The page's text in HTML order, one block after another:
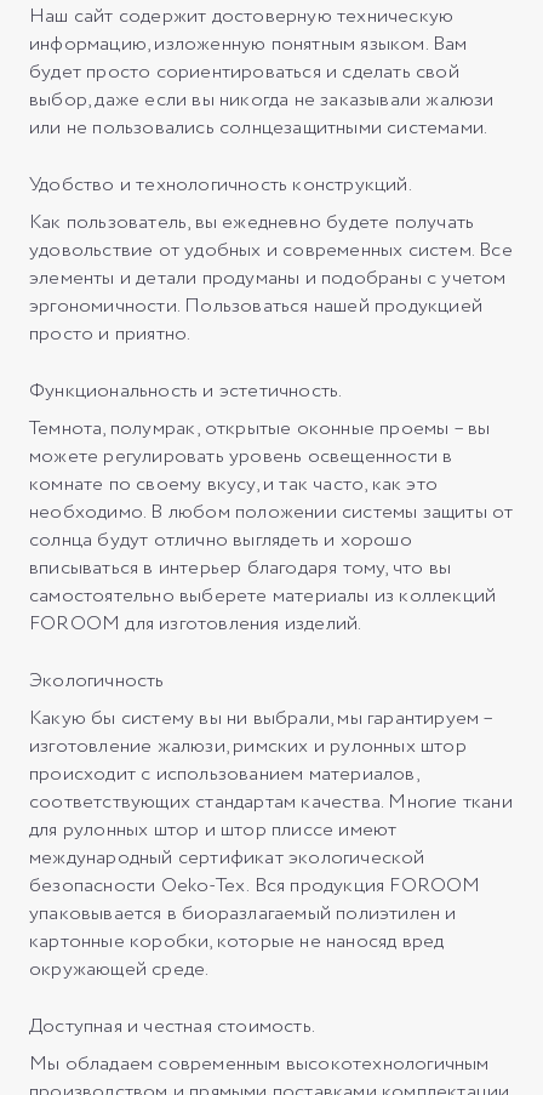
Наш сайт содержит достоверную техническую
информацию, изложенную понятным языком. Вам
будет просто сориентироваться и сделать свой
выбор, даже если вы никогда не заказывали жалюзи
или не пользовались солнцезащитными системами.
Удобство и технологичность конструкций.
Как пользователь, вы ежедневно будете получать
удовольствие от удобных и современных систем. Все
элементы и детали продуманы и подобраны с учетом
эргономичности. Пользоваться нашей продукцией
просто и приятно.
Функциональность и эстетичность.
Темнота, полумрак, открытые оконные проемы – вы
можете регулировать уровень освещенности в
комнате по своему вкусу, и так часто, как это
необходимо. В любом положении системы защиты от
солнца будут отлично выглядеть и хорошо
вписываться в интерьер благодаря тому, что вы
самостоятельно выберете материалы из коллекций
FOROOM для изготовления изделий.
Экологичность
Какую бы систему вы ни выбрали, мы гарантируем –
изготовление жалюзи, римских и рулонных штор
происходит с использованием материалов,
соответствующих стандартам качества. Многие ткани
для рулонных штор и штор плиссе имеют
международный сертификат экологической
безопасности Oeko-Tex. Вся продукция FOROOM
упаковывается в биоразлагаемый полиэтилен и
картонные коробки, которые не наносяд вред
окружающей среде.
Доступная и честная стоимость.
Мы обладаем современным высокотехнологичным